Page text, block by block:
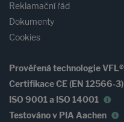
Reklamační řád
Dokumenty
Cookies
Prověřená technologie VFL®
Certifikace CE (EN 12566-3)
ISO 9001 a ISO 14001
Testováno v PIA Aachen